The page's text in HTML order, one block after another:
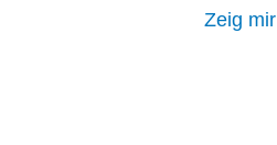
Zeig mir